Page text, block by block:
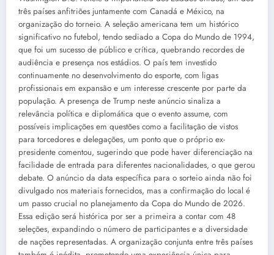
três países anfitriões juntamente com Canadá e México, na
organização do torneio. A seleção americana tem um histórico
significativo no futebol, tendo sediado a Copa do Mundo de 1994,
que foi um sucesso de público e crítica, quebrando recordes de
audiência e presença nos estádios. O país tem investido
continuamente no desenvolvimento do esporte, com ligas
profissionais em expansão e um interesse crescente por parte da
população. A presença de Trump neste anúncio sinaliza a
relevância política e diplomática que o evento assume, com
possíveis implicações em questões como a facilitação de vistos
para torcedores e delegações, um ponto que o próprio ex-
presidente comentou, sugerindo que pode haver diferenciação na
facilidade de entrada para diferentes nacionalidades, o que gerou
debate. O anúncio da data específica para o sorteio ainda não foi
divulgado nos materiais fornecidos, mas a confirmação do local é
um passo crucial no planejamento da Copa do Mundo de 2026.
Essa edição será histórica por ser a primeira a contar com 48
seleções, expandindo o número de participantes e a diversidade
de nações representadas. A organização conjunta entre três países